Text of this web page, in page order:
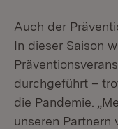
Auch der
In dieser Saison
durchgeführt –
die Pandemie.
unseren Partnern